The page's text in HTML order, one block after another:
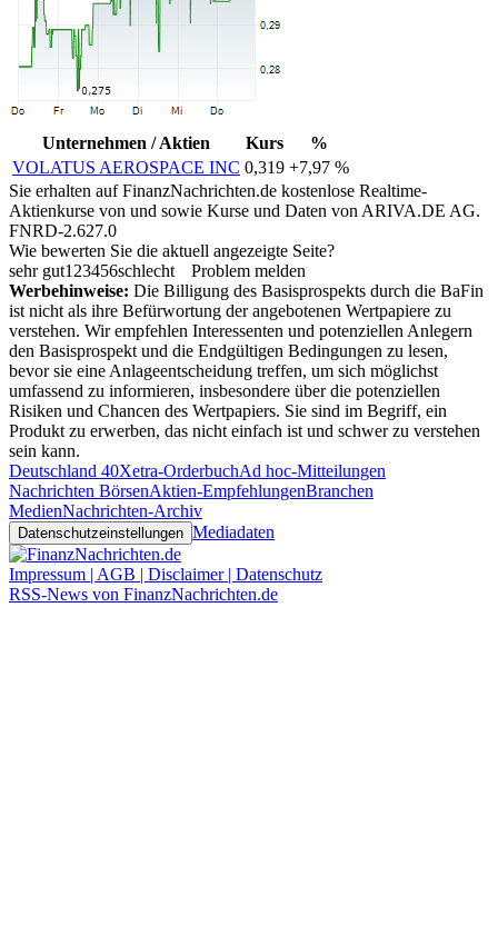
Unternehmen / Aktien Kurs
%
VOLATUS AEROSPACE INC 0,319 +7,97 %
Sie erhalten auf FinanzNachrichten.de kostenlose Realtime-
Aktienkurse von und sowie Kurse und Daten von ARIVA.DE AG.
FNRD-2.627.0
Wie bewerten Sie die aktuell angezeigte Seite?
sehr gut1 23456schlecht
Problem melden
Werbehinweise: Die Billigung des Basisprospekts durch die BaFin
ist nicht als ihre Befürwortung der angebotenen Wertpapiere zu
verstehen. Wir empfehlen Interessenten und potenziellen Anlegern
den Basisprospekt und die Endgültigen Bedingungen zu lesen,
bevor sie eine Anlageentscheidung treffen, um sich möglichst
umfassend zu informieren, insbesondere über die potenziellen
Risiken und Chancen des Wertpapiers. Sie sind im Begriff, ein
Produkt zu erwerben, das nicht einfach ist und schwer zu verstehen
sein kann.
Deutschland 40Xetra-OrderbuchAd hoc-Mitteilungen
Nachrichten BörsenAktien-EmpfehlungenBranchen
MedienNachrichten-Archiv
Datenschutzeinstellungen Mediadaten
Impressum | AGB | Disclaimer | Datenschutz
RSS-News von FinanzNachrichten.de